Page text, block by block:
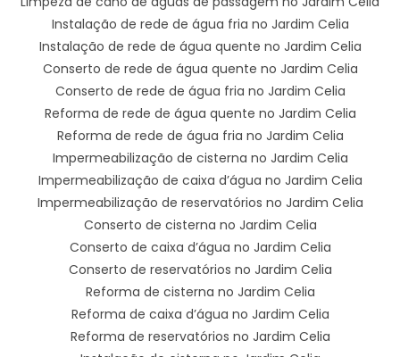
Instalação de rede de água fria no Jardim Celia
Instalação de rede de água quente no Jardim Celia
Conserto de rede de água quente no Jardim Celia
Conserto de rede de água fria no Jardim Celia
Reforma de rede de água quente no Jardim Celia
Reforma de rede de água fria no Jardim Celia
Impermeabilização de cisterna no Jardim Celia
Impermeabilização de caixa d’água no Jardim Celia
Impermeabilização de reservatórios no Jardim Celia
Conserto de cisterna no Jardim Celia
Conserto de caixa d’água no Jardim Celia
Conserto de reservatórios no Jardim Celia
Reforma de cisterna no Jardim Celia
Reforma de caixa d’água no Jardim Celia
Reforma de reservatórios no Jardim Celia